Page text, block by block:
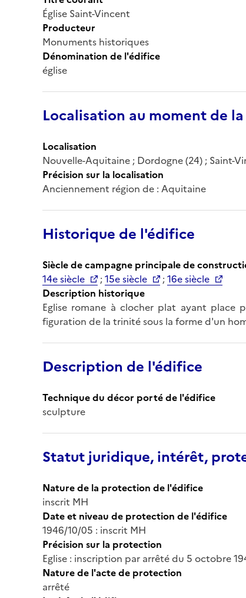
Église Saint-Vincent
Producteur
Monuments historiques
Dénomination de l'édifice
église
Localisation au moment de
Localisation
Nouvelle-Aquitaine ; Dordogne (24) ; Saint-
Précision sur la localisation
Anciennement région de : Aquitaine
Historique de l'édifice
Siècle de campagne principale de
14e siècle
;15e siècle ;16e siècle
Description historique
Eglise romane à clocher plat ayant place
figuration de la trinité sous la forme d'un
Description de l'édifice
Technique du décor porté de l'édifice
sculpture
Statut juridique, intérêt,
Nature de la protection de l'édifice
inscrit MH
Date et niveau de protection de l'édifice
1946/10/05 : inscrit MH
Précision sur la protection
Eglise : inscription par arrêté du 5 octobre
Nature de l'acte de protection
arrêté